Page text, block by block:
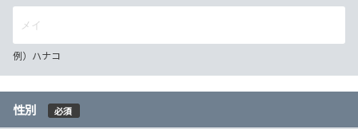
例）ハナコ
性別 必須